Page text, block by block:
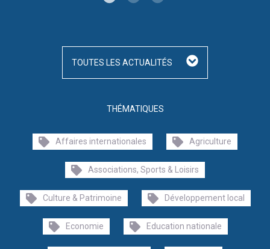
THÉMATIQUES
Affaires internationales Agriculture
Associations, Sports & Loisirs
Culture & Patrimoine Développement local
Economie Education nationale
TOUTES LES ACTUALITÉS